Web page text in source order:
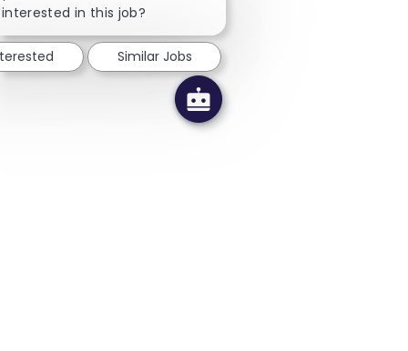
in this job?
Similar Jobs